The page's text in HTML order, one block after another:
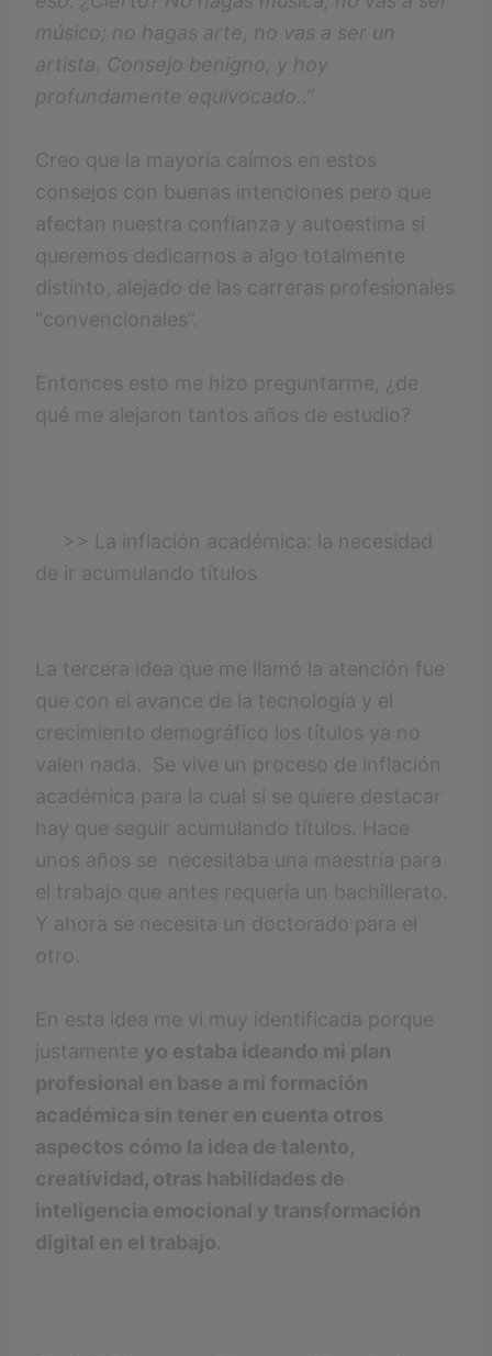
músico; no hagas arte, no vas a ser un
artista. Consejo benigno, y hoy
profundamente equivocado..”
Creo que la mayoría caímos en estos
consejos con buenas intenciones pero que
afectan nuestra confianza y autoestima si
queremos dedicarnos a algo totalmente
distinto, alejado de las carreras profesionales
“convencionales”.
Entonces esto me hizo preguntarme, ¿de
qué me alejaron tantos años de estudio?
>> La inflación académica: la necesidad
de ir acumulando títulos
La tercera idea que me llamó la atención fue
que con el avance de la tecnología y el
crecimiento demográfico los títulos ya no
valen nada. Se vive un proceso de inflación
académica para la cual si se quiere destacar
hay que seguir acumulando títulos. Hace
unos años se necesitaba una maestría para
el trabajo que antes requería un bachillerato.
Y ahora se necesita un doctorado para el
otro.
En esta idea me vi muy identificada porque
justamente yo estaba ideando mi plan
profesional en base a mi formación
académica sin tener en cuenta otros
aspectos cómo la idea de talento,
creatividad, otras habilidades de
inteligencia emocional y transformación
digital en el trabajo.